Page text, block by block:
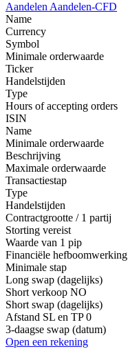
Aandelen Aandelen-CFD
Name
Currency
Symbol
Minimale orderwaarde
Ticker
Handelstijden
Type
Hours of accepting orders
ISIN
Name
Minimale orderwaarde
Beschrijving
Maximale orderwaarde
Transactiestap
Type
Handelstijden
Contractgrootte / 1 partij
Storting vereist
Waarde van 1 pip
Financiële hefboomwerking
Minimale stap
Long swap (dagelijks)
Short verkoop NO
Short swap (dagelijks)
Afstand SL en TP 0
3-daagse swap (datum)
Open een rekening